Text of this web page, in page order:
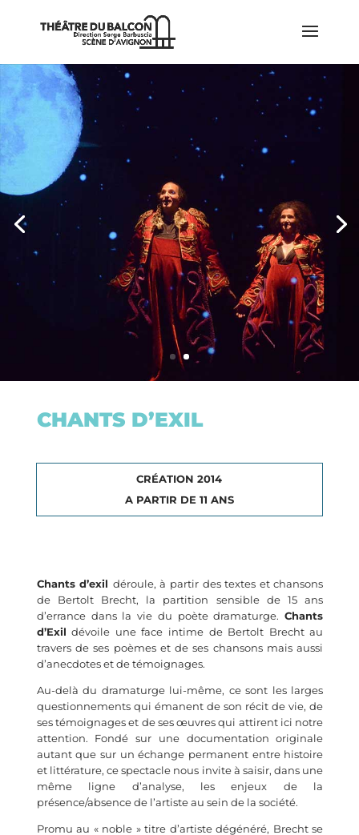
CHANTS D’EXIL
CRÉATION 2014
A PARTIR DE 11 ANS
Chants d’exil déroule, à partir des textes et chansons
de Bertolt Brecht, la partition sensible de 15 ans
d’errance dans la vie du poète dramaturge. Chants
d’Exil dévoile une face intime de Bertolt Brecht au
travers de ses poèmes et de ses chansons mais aussi
d’anecdotes et de témoignages.
Au-delà du dramaturge lui-même, ce sont les larges
questionnements qui émanent de son récit de vie, de
ses témoignages et de ses œuvres qui attirent ici notre
attention. Fondé sur une documentation originale
autant que sur un échange permanent entre histoire
et littérature, ce spectacle nous invite à saisir, dans une
même ligne d’analyse, les enjeux de la
présence/absence de l’artiste au sein de la société.
Promu au « noble » titre d’artiste dégénéré, Brecht se